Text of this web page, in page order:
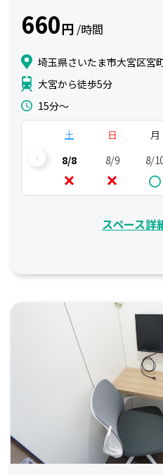
660円 /時間
埼玉県さいたま市大宮区宮
大宮から徒歩5分
15分〜
土
8/8
日
8/9
月
8/
スペース詳